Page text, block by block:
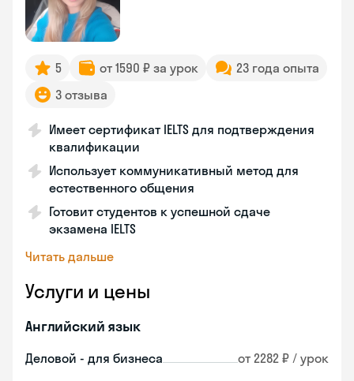
5 от 1590 ₽ за урок
23 года опыта
3 отзыва
Имеет сертификат IELTS для подтверждения
квалификации
Использует коммуникативный метод для
естественного общения
Готовит студентов к успешной сдаче
экзамена IELTS
Читать дальше
Услуги и цены
Английский язык
Деловой - для бизнеса от 2282 ₽ / урок